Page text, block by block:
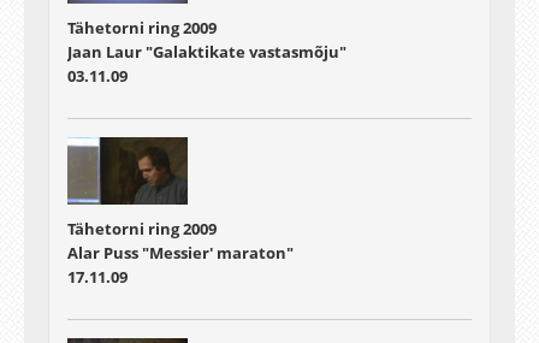
Tähetorni ring 2009
Jaan Laur "Galaktikate vastasmõju"
03.11.09
Tähetorni ring 2009
Alar Puss "Messier' maraton"
17.11.09